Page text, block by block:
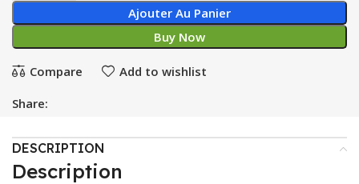
Ajouter Au Panier
Buy Now
Compare Add to wishlist
Share:
DESCRIPTION
Description